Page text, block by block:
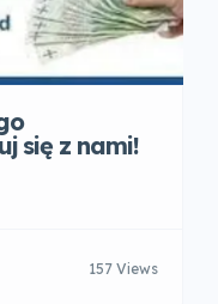
się z nami!
157 Views